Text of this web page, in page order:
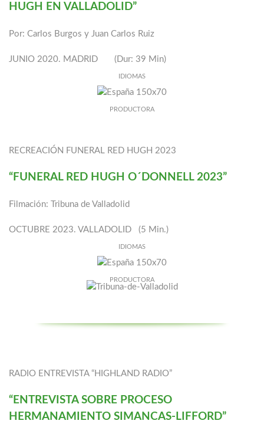
HUGH EN VALLADOLID”
Por: Carlos Burgos y Juan Carlos Ruiz
JUNIO 2020. MADRID (Dur: 39 Min)
IDIOMAS
PRODUCTORA
RECREACIÓN FUNERAL RED HUGH 2023
“FUNERAL RED HUGH O´DONNELL 2023”
Filmación: Tribuna de Valladolid
OCTUBRE 2023. VALLADOLID (5 Min.)
IDIOMAS
PRODUCTORA
RADIO ENTREVISTA “HIGHLAND RADIO”
“ENTREVISTA SOBRE PROCESO
HERMANAMIENTO SIMANCAS-LIFFORD”